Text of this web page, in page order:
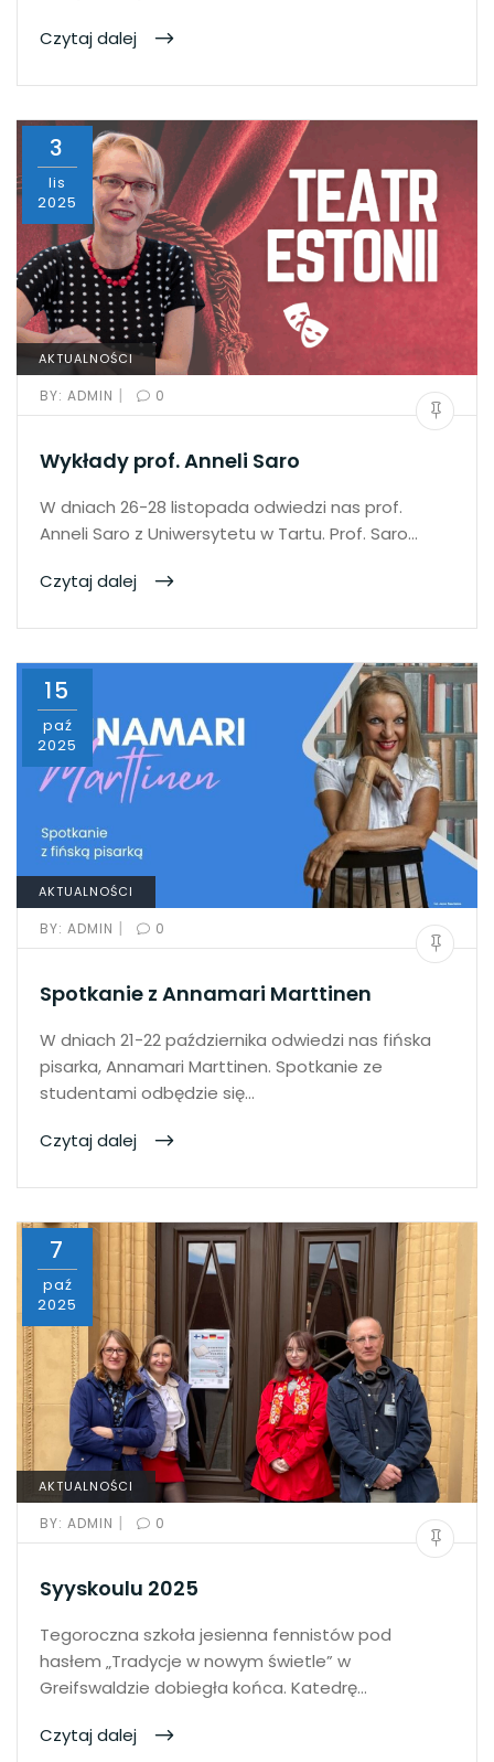
Czytaj dalej
3
lis
2025
AKTUALNOŚCI
BY: ADMIN | 0
Wykłady prof. Anneli Saro
W dniach 26-28 listopada odwiedzi nas prof.
Anneli Saro z Uniwersytetu w Tartu. Prof. Saro…
Czytaj dalej
15
paź
2025
AKTUALNOŚCI
BY: ADMIN | 0
Spotkanie z Annamari Marttinen
W dniach 21-22 października odwiedzi nas fińska
pisarka, Annamari Marttinen. Spotkanie ze
studentami odbędzie się…
Czytaj dalej
7
paź
2025
AKTUALNOŚCI
BY: ADMIN | 0
Syyskoulu 2025
Tegoroczna szkoła jesienna fennistów pod
hasłem „Tradycje w nowym świetle” w
Greifswaldzie dobiegła końca. Katedrę…
Czytaj dalej